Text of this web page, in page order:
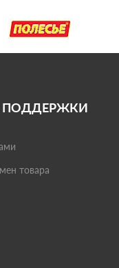
ПОДДЕРЖКИ
товара